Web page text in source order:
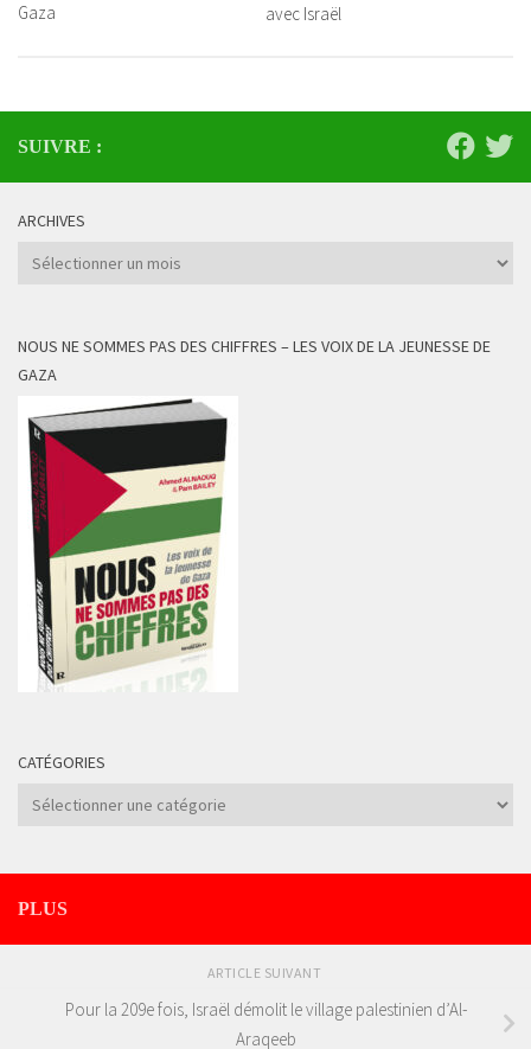
Gaza
avec Israël
SUIVRE :
ARCHIVES
Archives
NOUS NE SOMMES PAS DES CHIFFRES – LES VOIX DE LA JEUNESSE DE
GAZA
CATÉGORIES
Catégories
PLUS
ARTICLE SUIVANT
Pour la 209e fois, Israël démolit le village palestinien d’Al-
Araqeeb